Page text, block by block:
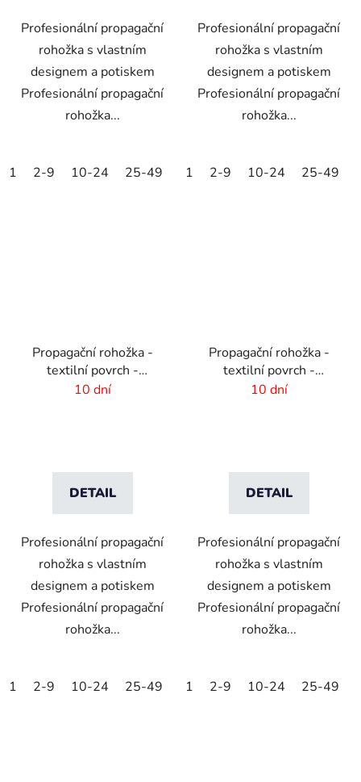
Profesionální propagační
rohožka s vlastním
designem a potiskem
Profesionální propagační
rohožka...
1 2-9 10-24 25-49 50-99 100-249 250-499
Profesionální propagační
rohožka s vlastním
designem a potiskem
Profesionální propagační
rohožka...
1 2-9 10-24 25-49
Propagační rohožka -
textilní povrch -
85x150 cm
10 dní
DETAIL
Profesionální propagační
rohožka s vlastním
designem a potiskem
Profesionální propagační
rohožka...
1 2-9 10-24 25-49 50-99 100-249 250-499
Propagační rohožka -
textilní povrch -
85x120 cm
10 dní
DETAIL
Profesionální propagační
rohožka s vlastním
designem a potiskem
Profesionální propagační
rohožka...
1 2-9 10-24 25-49